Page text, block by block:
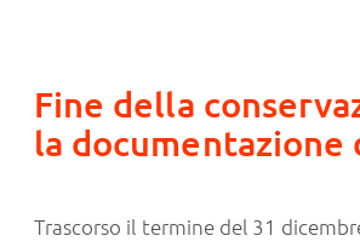
Fine della
la documentazione
Trascorso il termine del 31